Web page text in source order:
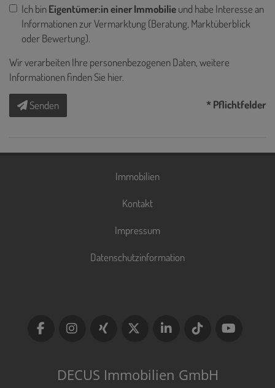
Ich binEigentümer:in einer Immobilieund habe Interesse an
Informationen zur Vermarktung (Beratung, Marktüberblick
oder Bewertung).
Wir verarbeiten Ihre personenbezogenen Daten, weitere
Informationen finden Sie hier.
Senden * Pflichtfelder
Immobilien
Kontakt
Impressum
Datenschutzinformation
DECUS Immobilien GmbH